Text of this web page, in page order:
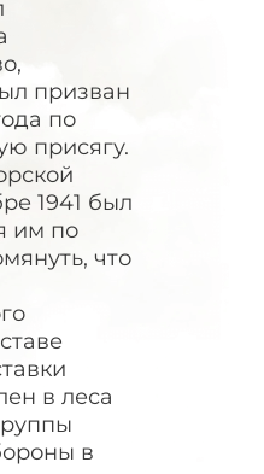
призван
по
присягу.
1941 был
им по
что
в леса
в